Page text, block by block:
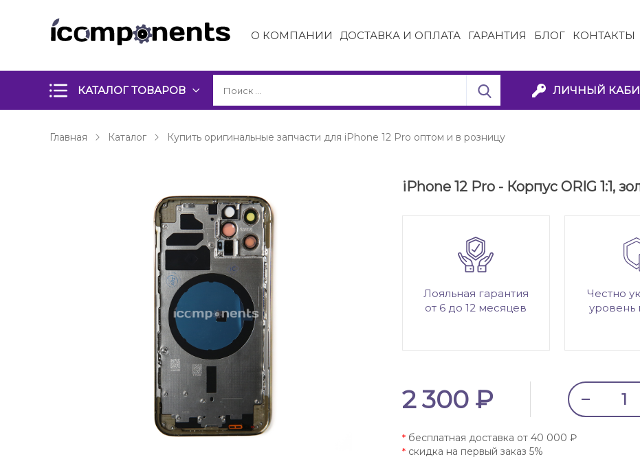
О КОМПАНИИ ДОСТАВКА И ОПЛАТА ГАРАНТИЯ БЛОГ КОНТАКТЫ
КАТАЛОГ ТОВАРОВ ЛИЧНЫЙ
Главная Каталог Купить оригинальные запчасти для iPhone 12 Pro оптом и в розницу
iPhone 12 Pro - Корпус ORIG 1:1,
Лояльная гарантия
от 6 до 12 месяцев
Честно
уровень
2 300 ₽
*бесплатная доставка от 40 000 ₽
*скидка на первый заказ 5%